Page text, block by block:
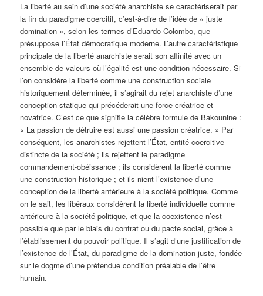
La liberté au sein d’une société anarchiste se caractériserait par
la fin du paradigme coercitif, c’est-à-dire de l’idée de « juste
domination », selon les termes d’Eduardo Colombo, que
présuppose l’État démocratique moderne. L’autre caractéristique
principale de la liberté anarchiste serait son affinité avec un
ensemble de valeurs où l’égalité est une condition nécessaire. Si
l’on considère la liberté comme une construction sociale
historiquement déterminée, il s’agirait du rejet anarchiste d’une
conception statique qui précéderait une force créatrice et
novatrice. C’est ce que signifie la célèbre formule de Bakounine :
« La passion de détruire est aussi une passion créatrice. » Par
conséquent, les anarchistes rejettent l’État, entité coercitive
distincte de la société ; ils rejettent le paradigme
commandement-obéissance ; ils considèrent la liberté comme
une construction historique ; et ils nient l’existence d’une
conception de la liberté antérieure à la société politique. Comme
on le sait, les libéraux considèrent la liberté individuelle comme
antérieure à la société politique, et que la coexistence n’est
possible que par le biais du contrat ou du pacte social, grâce à
l’établissement du pouvoir politique. Il s’agit d’une justification de
l’existence de l’État, du paradigme de la domination juste, fondée
sur le dogme d’une prétendue condition préalable de l’être
humain.